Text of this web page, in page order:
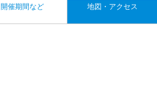
開催期間など 地図・アクセス